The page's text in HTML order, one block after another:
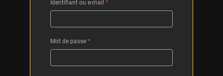
Identifiant ou e-mail *
Mot de passe *